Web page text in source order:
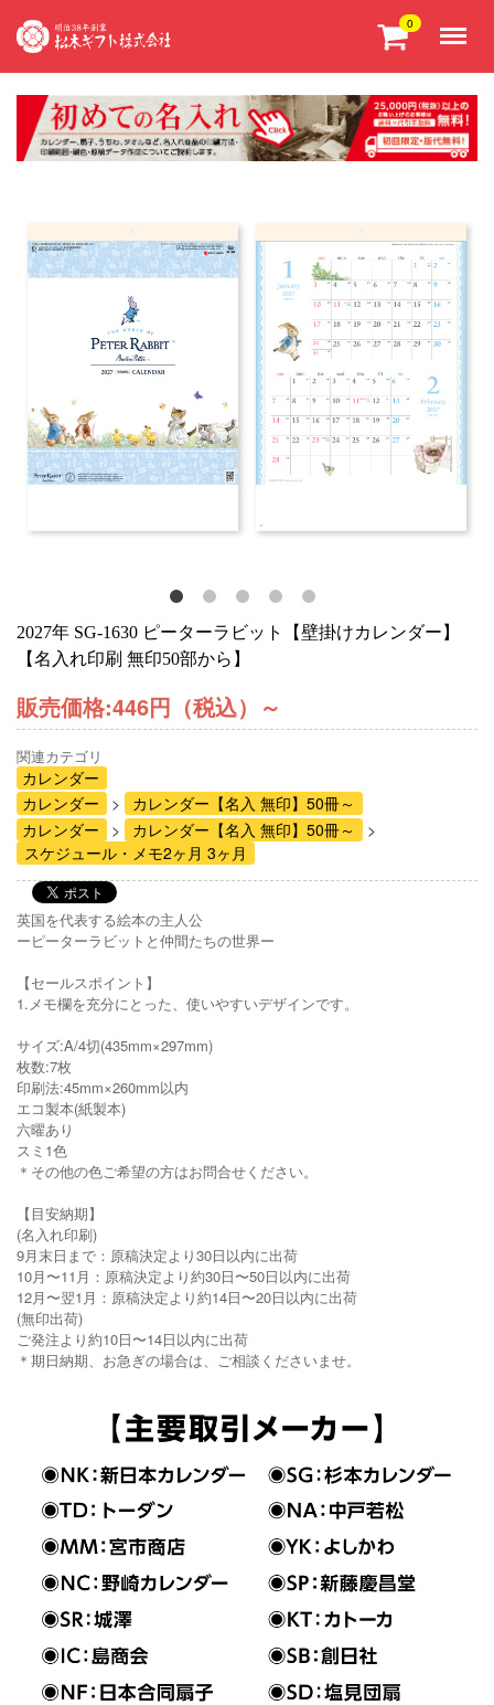
0
2027年 SG-1630 ピーターラビット【壁掛けカレンダー】
【名入れ印刷 無印50部から】
販売価格:446円（税込） ～
関連カテゴリ
カレンダー
カレンダー
カレンダー【名入 無印】50冊～
カレンダー
カレンダー【名入 無印】50冊～
スケジュール・メモ2ヶ月 3ヶ月
英国を代表する絵本の主人公
ーピーターラビットと仲間たちの世界ー
【セールスポイント】
1.メモ欄を充分にとった、使いやすいデザインです。
サイズ:A/4切(435mm×297mm)
枚数:7枚
印刷法:45mm×260mm以内
エコ製本(紙製本)
六曜あり
スミ1色
＊その他の色ご希望の方はお問合せください。
【目安納期】
(名入れ印刷)
9月末日まで：原稿決定より30日以内に出荷
10月〜11月：原稿決定より約30日〜50日以内に出荷
12月〜翌1月：原稿決定より約14日〜20日以内に出荷
(無印出荷)
ご発注より約10日〜14日以内に出荷
＊期日納期、お急ぎの場合は、ご相談くださいませ。